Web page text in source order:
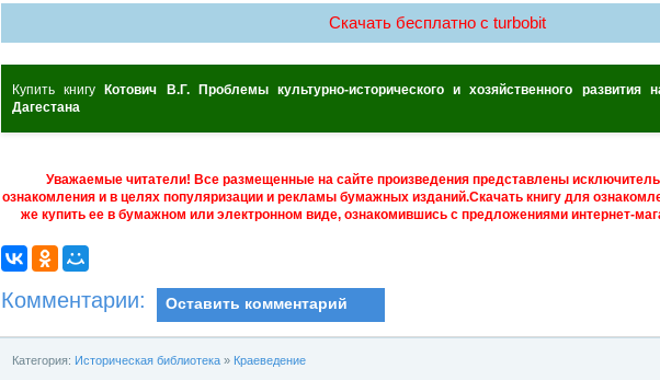
Скачать бесплатно c turbobit
Купить книгуКотович В.Г. Проблемы культурно-исторического и хозяйственного развития
Дагестана
Уважаемые читатели! Все размещенные на сайте произведения представлены
ознакомления и в целях популяризации и рекламы бумажных изданий.Скачать книгу для
же купить ее в бумажном или электронном виде, ознакомившись с предложениями интернет-
Комментарии: Оставить комментарий
Категория: Историческая библиотека » Краеведение